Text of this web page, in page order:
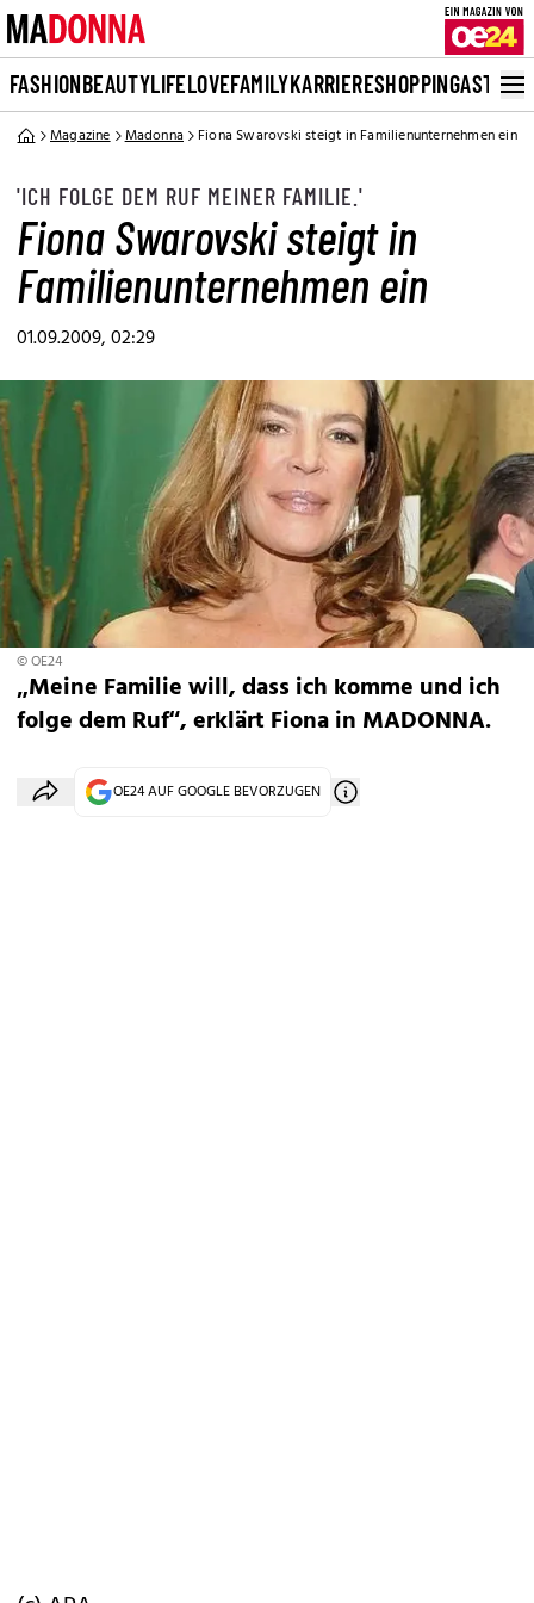
FASHIONBEAUTYLIFELOVEFAMILYKARRIERESHOPPINGASTRO
Magazine Madonna Fiona Swarovski steigt in Familienunternehmen ein
'ICH FOLGE DEM RUF MEINER FAMILIE.'
Fiona Swarovski steigt in
Familienunternehmen ein
01.09.2009, 02:29
© OE24
„Meine Familie will, dass ich komme und ich
folge dem Ruf“, erklärt Fiona in MADONNA.
OE24 AUF GOOGLE BEVORZUGEN